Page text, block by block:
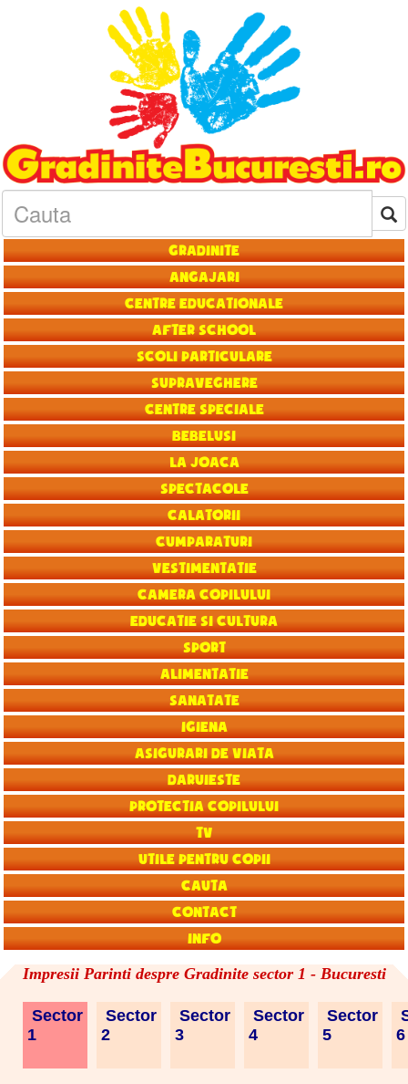
Gradinite
Angajari
Centre educationale
After School
Scoli particulare
Supraveghere
Centre speciale
Bebelusi
La joaca
Spectacole
Calatorii
Cumparaturi
Vestimentatie
Camera copilului
Educatie si Cultura
Sport
Alimentatie
Sanatate
Igiena
Asigurari de viata
Daruieste
Protectia copilului
TV
Utile pentru copii
Cauta
Contact
Info
Impresii Parinti despre Gradinite sector 1 - Bucuresti
Sector
1
Sector
2
Sector
3
Sector
4
Sector
5